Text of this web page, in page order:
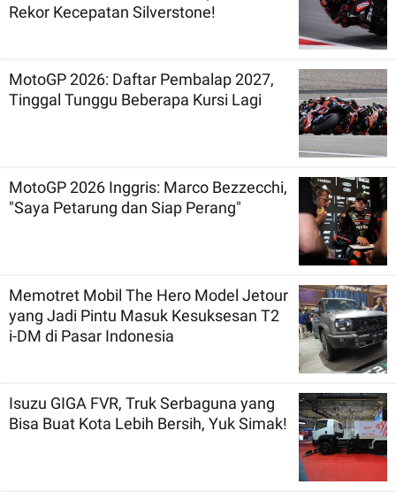
Rekor Kecepatan Silverstone!
MotoGP 2026: Daftar Pembalap 2027,
Tinggal Tunggu Beberapa Kursi Lagi
MotoGP 2026 Inggris: Marco Bezzecchi,
"Saya Petarung dan Siap Perang"
Memotret Mobil The Hero Model Jetour
yang Jadi Pintu Masuk Kesuksesan T2
i-DM di Pasar Indonesia
Isuzu GIGA FVR, Truk Serbaguna yang
Bisa Buat Kota Lebih Bersih, Yuk Simak!